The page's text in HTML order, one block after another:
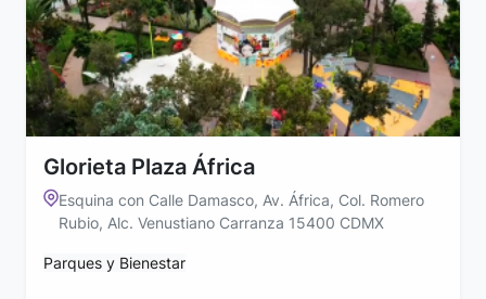
Glorieta Plaza África
Esquina con Calle Damasco, Av. África, Col. Romero
Rubio, Alc. Venustiano Carranza 15400 CDMX
Parques y Bienestar